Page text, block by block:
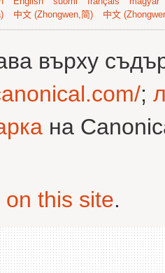
中文 (Zhongwen,简) 中文
върху
;
на
this site.